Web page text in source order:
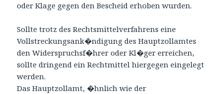
oder Klage gegen den Bescheid erhoben wurden.
Sollte trotz des Rechtsmittelverfahrens eine
Vollstreckungsank�ndigung des Hauptzollamtes
den Widerspruchsf�hrer oder Kl�ger erreichen,
sollte dringend ein Rechtmittel hiergegen eingelegt
werden.
Das Hauptzollamt, �hnlich wie der